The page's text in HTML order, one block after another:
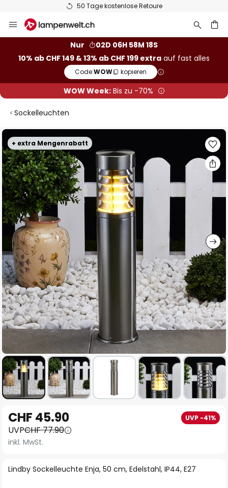
50 Tage kostenlose Retoure
Inhalt
Nur
02D 06H 58M 17S
10% ab CHF 149 & 13% ab CHF 199 extra auf fast alles
Code:WOW kopieren
WOW Week:Bis zu -70%
Sockelleuchten
+ extra Mengenrabatt
Zum
Ende
der
Bildgalerie
springen
Anfang
der
Bildgalerie
Lindby Sockelleuchte Enja, 50 cm, Edelstahl, IP44, E27
CHF 45.90 UVP -41%
UVPCHF 77.90
inkl. MwSt.